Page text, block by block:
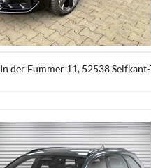
In der Fummer 11,52538 Selfkant-